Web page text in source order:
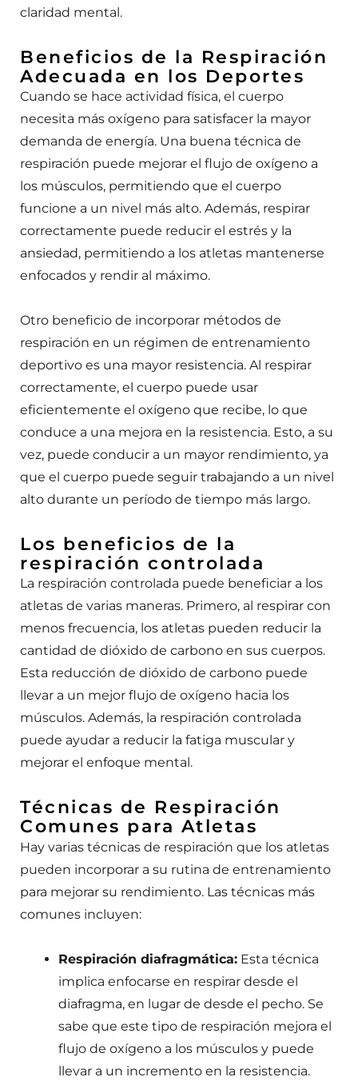
claridad mental.
Beneficios de la Respiración
Adecuada en los Deportes
Cuando se hace actividad física, el cuerpo
necesita más oxígeno para satisfacer la mayor
demanda de energía. Una buena técnica de
respiración puede mejorar el flujo de oxígeno a
los músculos, permitiendo que el cuerpo
funcione a un nivel más alto. Además, respirar
correctamente puede reducir el estrés y la
ansiedad, permitiendo a los atletas mantenerse
enfocados y rendir al máximo.
Otro beneficio de incorporar métodos de
respiración en un régimen de entrenamiento
deportivo es una mayor resistencia. Al respirar
correctamente, el cuerpo puede usar
eficientemente el oxígeno que recibe, lo que
conduce a una mejora en la resistencia. Esto, a su
vez, puede conducir a un mayor rendimiento, ya
que el cuerpo puede seguir trabajando a un nivel
alto durante un período de tiempo más largo.
Los beneficios de la
respiración controlada
La respiración controlada puede beneficiar a los
atletas de varias maneras. Primero, al respirar con
menos frecuencia, los atletas pueden reducir la
cantidad de dióxido de carbono en sus cuerpos.
Esta reducción de dióxido de carbono puede
llevar a un mejor flujo de oxígeno hacia los
músculos. Además, la respiración controlada
puede ayudar a reducir la fatiga muscular y
mejorar el enfoque mental.
Técnicas de Respiración
Comunes para Atletas
Hay varias técnicas de respiración que los atletas
pueden incorporar a su rutina de entrenamiento
para mejorar su rendimiento. Las técnicas más
comunes incluyen:
Respiración diafragmática: Esta técnica
implica enfocarse en respirar desde el
diafragma, en lugar de desde el pecho. Se
sabe que este tipo de respiración mejora el
flujo de oxígeno a los músculos y puede
llevar a un incremento en la resistencia.